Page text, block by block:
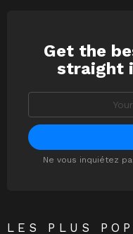
Get the
straight
Ne vous inquiétez
LES PLUS